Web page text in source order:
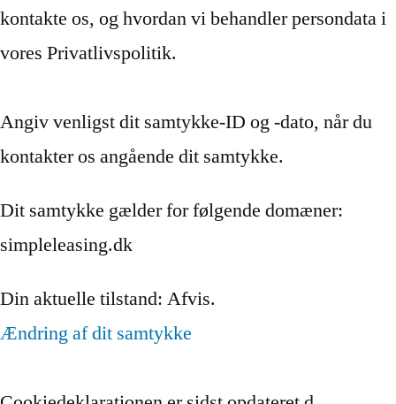
kontakte os, og hvordan vi behandler persondata i
vores Privatlivspolitik.
Angiv venligst dit samtykke-ID og -dato, når du
kontakter os angående dit samtykke.
Dit samtykke gælder for følgende domæner:
simpleleasing.dk
Din aktuelle tilstand: Afvis.
Ændring af dit samtykke